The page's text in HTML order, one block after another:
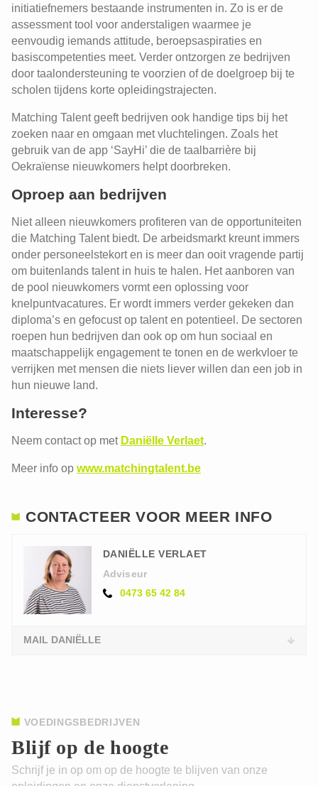
initiatiefnemers bestaande instrumenten in. Zo is er de
assessment tool voor anderstaligen waarmee je
eenvoudig iemands attitude, beroepsaspiraties en
basiscompetenties meet. Verder ontzorgen ze bedrijven
door taalondersteuning te voorzien of de doelgroep bij te
scholen tijdens korte opleidingstrajecten.
Matching Talent geeft bedrijven ook handige tips bij het
zoeken naar en omgaan met vluchtelingen. Zoals het
gebruik van de app ‘SayHi’ die de taalbarrière bij
Oekraïense nieuwkomers helpt doorbreken.
Oproep aan bedrijven
Niet alleen nieuwkomers profiteren van de opportuniteiten
die Matching Talent biedt. De arbeidsmarkt kreunt immers
onder personeelstekort en is meer dan ooit vragende partij
om buitenlands talent in huis te halen. Het aanboren van
de pool nieuwkomers vormt een oplossing voor
knelpuntvacatures. Er wordt immers verder gekeken dan
diploma’s en gefocust op talent en potentieel. De sectoren
roepen hun bedrijven dan ook op om hun sociaal en
maatschappelijk engagement te tonen en de werkvloer te
verrijken met mensen die niets liever willen dan een job in
hun nieuwe land.
Interesse?
Neem contact op met Daniëlle Verlaet.
Meer info op www.matchingtalent.be
CONTACTEER VOOR MEER INFO
DANIËLLE VERLAET
Adviseur
0473 65 42 84
MAIL DANIËLLE
Blijf op de hoogte
VOEDINGSBEDRIJVEN
Schrijf je in op om op de hoogte te blijven van onze